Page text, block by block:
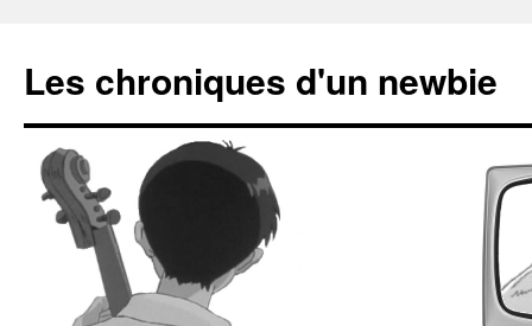
Les chroniques d'un newbie